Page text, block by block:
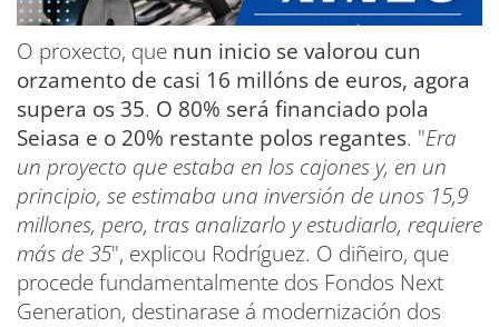
O proxecto, que nun inicio se valorou cun
orzamento de casi 16 millóns de euros, agora
supera os 35. O 80% será financiado pola
Seiasa e o 20% restante polos regantes. "Era
un proyecto que estaba en los cajones y, en un
principio, se estimaba una inversión de unos 15,9
millones, pero, tras analizarlo y estudiarlo, requiere
más de 35", explicou Rodríguez. O diñeiro, que
procede fundamentalmente dos Fondos Next
Generation, destinarase á modernización dos